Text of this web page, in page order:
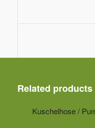
Related products
Kuschelhose /